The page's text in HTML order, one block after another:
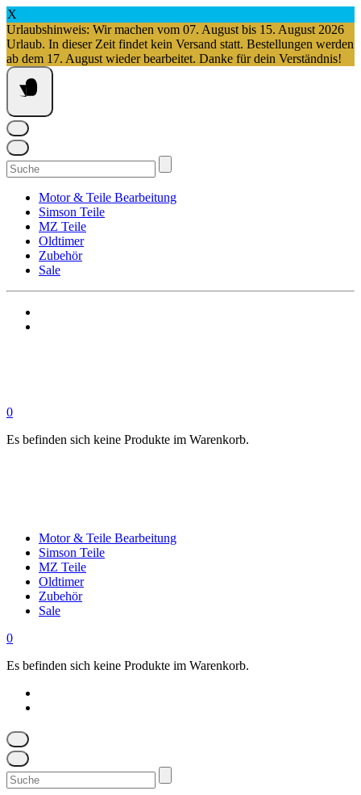
X
Urlaubshinweis: Wir machen vom 07. August bis 15. August 2026
Urlaub. In dieser Zeit findet kein Versand statt. Bestellungen werden
ab dem 17. August wieder bearbeitet. Danke für dein Verständnis!
Springe
zum
Inhalt
Suchen
nach:
Motor & Teile Bearbeitung
Simson Teile
MZ Teile
Oldtimer
Zubehör
Sale
0
Es befinden sich keine Produkte im Warenkorb.
Motor & Teile Bearbeitung
Simson Teile
MZ Teile
Oldtimer
Zubehör
Sale
0
Es befinden sich keine Produkte im Warenkorb.
Suchen
nach: